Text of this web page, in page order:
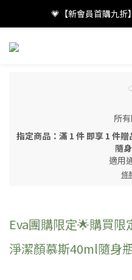
💗【新會員首購九折
💗【新會員首購九折
加入LINE好
所
指定商品：滿 1 件 即享 1 件
隨
適用
條
Eva團購限定🌟購買
淨潔顏慕斯40ml隨身